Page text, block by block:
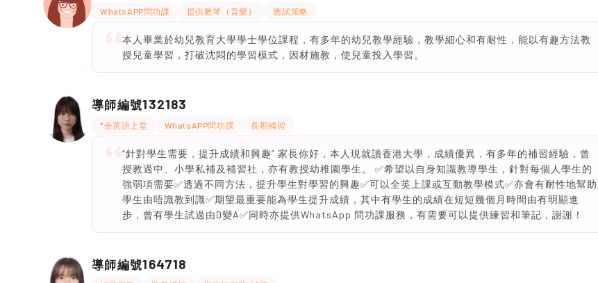
WhatsAPP問功課 提供教琴（音樂） 應試策略
本人畢業於幼兒教育大學學士學位課程，有多年的幼兒教學經驗，教學細心和有耐性，能以有趣方法教
授兒童學習，打破沈悶的學習模式，因材施教，使兒童投入學習。
導師編號132183
*全英語上堂 WhatsAPP問功課 長期補習
“針對學生需要，提升成績和興趣” 家長你好，本人現就讀香港大學，成績優異，有多年的補習經驗，曾
授教過中、小學私補及補習社，亦有教授幼稚園學生。 ✅希望以自身知識教導學生，針對每個人學生的
強弱項需要✅透過不同方法，提升學生對學習的興趣✅可以全英上課或互動教學模式✅亦會有耐性地幫助
學生由唔識教到識✅期望最重要能為學生提升成績，其中有學生的成績在短短幾個月時間由有明顯進
步，曾有學生試過由D變A✅同時亦提供WhatsApp 問功課服務，有需要可以提供練習和筆記，謝謝！
導師編號164718